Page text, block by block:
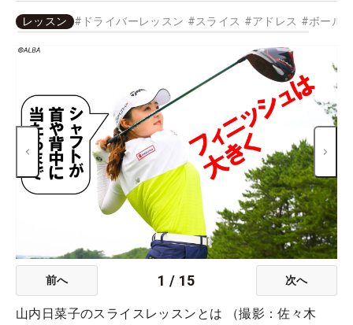
レッスン # ドライバーレッスン #スライス #アドレス #ボール
前へ 1 / 15 次へ
山内日菜子のスライスレッスンとは （撮影：佐々木